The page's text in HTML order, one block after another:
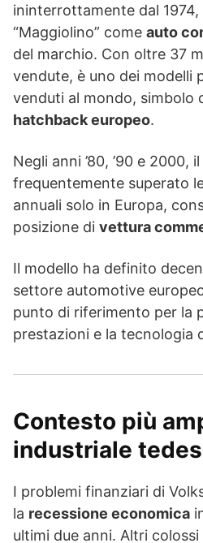
ininterrottamente dal
“Maggiolino” come auto
del marchio. Con oltre 37
vendute, è uno dei modelli
venduti al mondo, simbolo
hatchback europeo.
Negli anni ’80, ’90 e 2000,
frequentemente superato
annuali solo in Europa,
posizione di vettura
Il modello ha definito
settore automotive
punto di riferimento per la
prestazioni e la tecnologia
Contesto più
industriale
I problemi finanziari di
la recessione economica
ultimi due anni. Altri